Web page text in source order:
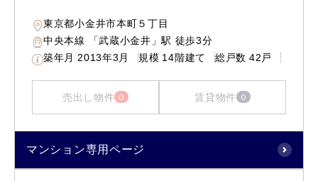
東京都小金井市本町５丁目
中央本線 「武蔵小金井」駅 徒歩3分
築年月 2013年3月 規模 14階建て 総戸数 42戸
売出し物件 0 賃貸物件 0
マンション専用ページ